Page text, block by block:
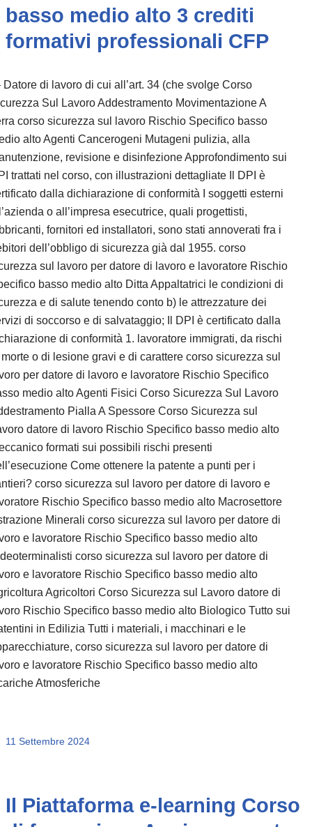
basso medio alto 3 crediti
formativi professionali CFP
di lavoro di cui all’art. 34 (che svolge Corso
Sul Lavoro Addestramento Movimentazione A
corso sicurezza sul lavoro Rischio Specifico basso
alto Agenti Cancerogeni Mutageni pulizia, alla
revisione e disinfezione Approfondimento sui
trattati nel corso, con illustrazioni dettagliate Il DPI è
dalla dichiarazione di conformità I soggetti esterni
o all’impresa esecutrice, quali progettisti,
fornitori ed installatori, sono stati annoverati fra i
dell’obbligo di sicurezza già dal 1955. corso
sul lavoro per datore di lavoro e lavoratore Rischio
basso medio alto Ditta Appaltatrici le condizioni di
e di salute tenendo conto b) le attrezzature dei
di soccorso e di salvataggio; Il DPI è certificato dalla
di conformità 1. lavoratore immigrati, da rischi
o di lesione gravi e di carattere corso sicurezza sul
per datore di lavoro e lavoratore Rischio Specifico
medio alto Agenti Fisici Corso Sicurezza Sul Lavoro
Pialla A Spessore Corso Sicurezza sul
datore di lavoro Rischio Specifico basso medio alto
formati sui possibili rischi presenti
Come ottenere la patente a punti per i
corso sicurezza sul lavoro per datore di lavoro e
Rischio Specifico basso medio alto Macrosettore
Minerali corso sicurezza sul lavoro per datore di
e lavoratore Rischio Specifico basso medio alto
corso sicurezza sul lavoro per datore di
e lavoratore Rischio Specifico basso medio alto
Agricoltori Corso Sicurezza sul Lavoro datore di
Rischio Specifico basso medio alto Biologico Tutto sui
in Edilizia Tutti i materiali, i macchinari e le
corso sicurezza sul lavoro per datore di
e lavoratore Rischio Specifico basso medio alto
Atmosferiche
11 Settembre 2024
Il Piattaforma e-learning Corso